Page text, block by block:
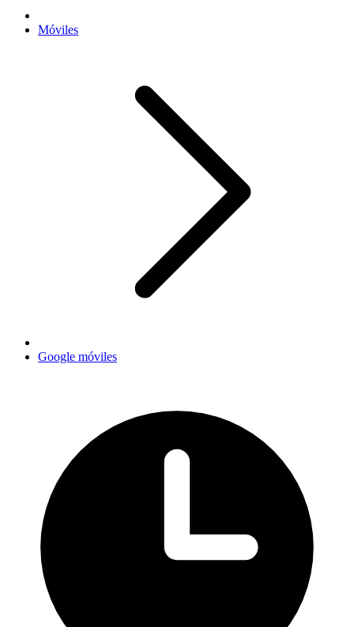
Móviles
Google móviles